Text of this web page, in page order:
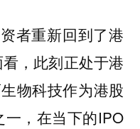
者重新回到了港
，此刻正处于港
物科技作为港股
，在当下的IPO